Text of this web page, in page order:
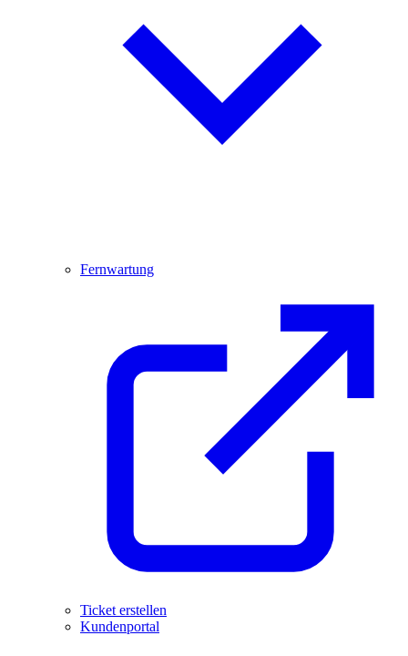
Fernwartung
Ticket erstellen
Kundenportal